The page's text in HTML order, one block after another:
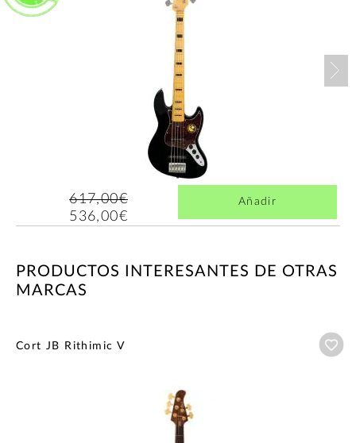
617,00€
536,00€
Añadir
PRODUCTOS INTERESANTES DE OTRAS
MARCAS
Cort JB Rithimic V